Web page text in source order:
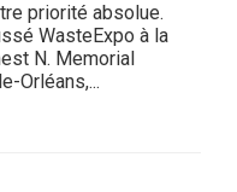
priorité absolue.
WasteExpo à la
N. Memorial
Orléans,...